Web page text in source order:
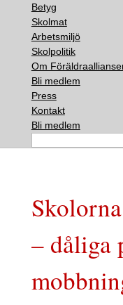
Betyg
Skolmat
Arbetsmiljö
Skolpolitik
Om
Bli medlem
Press
Kontakt
Bli medlem
– dåliga